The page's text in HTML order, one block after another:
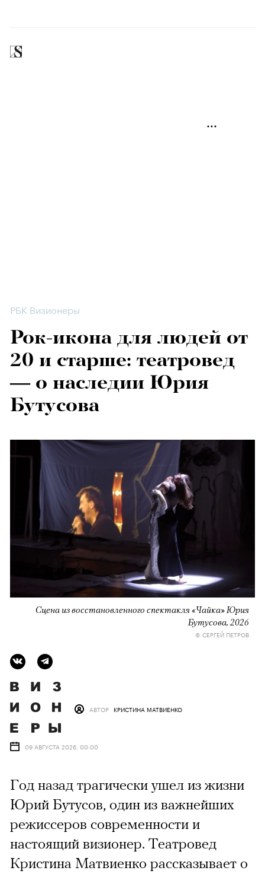
РБК Визионеры
Рок-икона для людей от
20 и старше: театровед
— о наследии Юрия
Бутусова
Сцена из восстановленного спектакля «Чайка» Юрия
Бутусова, 2026
© СЕРГЕЙ ПЕТРОВ
АВТОР КРИСТИНА МАТВИЕНКО
09 АВГУСТА 2026, 00:00
Год назад трагически ушел из жизни
Юрий Бутусов, один из важнейших
режиссеров современности и
настоящий визионер. Театровед
Кристина Матвиенко рассказывает о